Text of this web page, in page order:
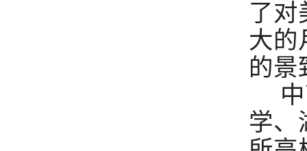
了对
大的
的景
学、